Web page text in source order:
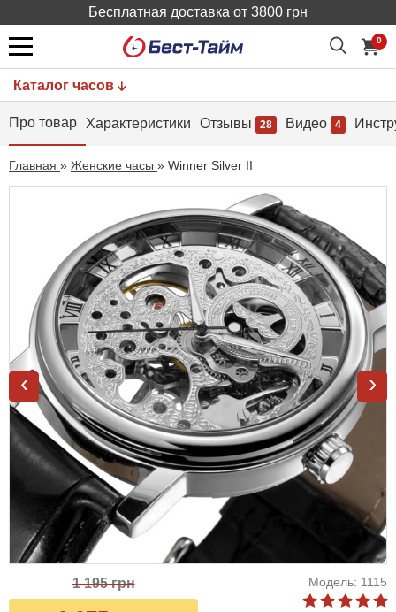
Бесплатная доставка от 3800 грн
0
Каталог часов
Про товар Характеристики Отзывы 28 Видео 4
Главная » Женские часы » Winner Silver II
‹ ›
1 195 грн Модель: 1115